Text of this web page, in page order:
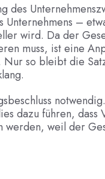
–
wird. Da der
muss, ist eine
Nur so bleibt die
dazu führen, dass
werden, weil der